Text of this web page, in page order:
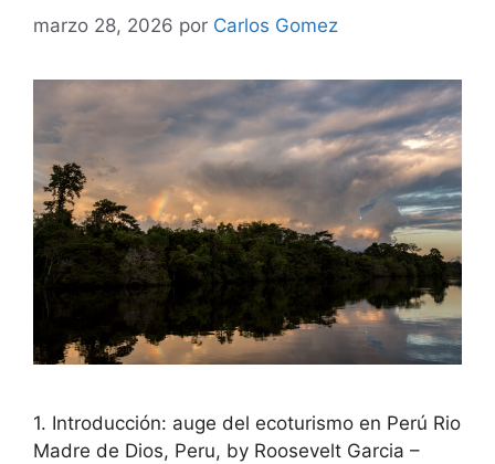
marzo 28, 2026 por Carlos Gomez
1. Introducción: auge del ecoturismo en Perú Rio
Madre de Dios, Peru, by Roosevelt Garcia –